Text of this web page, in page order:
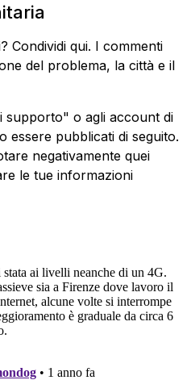
Condividi qui. I commenti
del problema, la città e il
supporto" o agli account di
pubblicati di seguito.
negativamente quei
le tue informazioni